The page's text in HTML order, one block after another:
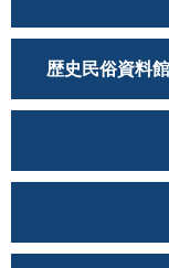
歴史民俗資料